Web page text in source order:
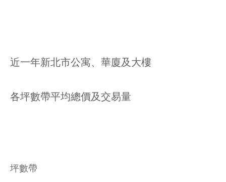
近一年新北市公寓、華廈及大樓
各坪數帶平均總價及交易量
坪數帶